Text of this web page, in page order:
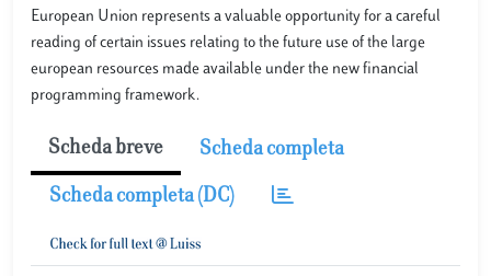
European Union represents a valuable opportunity for a careful
reading of certain issues relating to the future use of the large
european resources made available under the new financial
programming framework.
Scheda breve Scheda completa
Scheda completa (DC)